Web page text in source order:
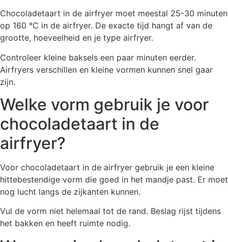
Chocoladetaart in de airfryer moet meestal 25-30 minuten
op 160 °C in de airfryer. De exacte tijd hangt af van de
grootte, hoeveelheid en je type airfryer.
Controleer kleine baksels een paar minuten eerder.
Airfryers verschillen en kleine vormen kunnen snel gaar
zijn.
Welke vorm gebruik je voor
chocoladetaart in de
airfryer?
Voor chocoladetaart in de airfryer gebruik je een kleine
hittebestendige vorm die goed in het mandje past. Er moet
nog lucht langs de zijkanten kunnen.
Vul de vorm niet helemaal tot de rand. Beslag rijst tijdens
het bakken en heeft ruimte nodig.